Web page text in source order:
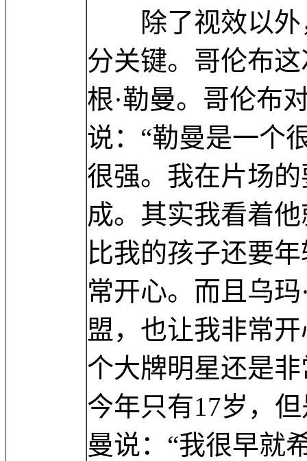
除了视效以外
分关键。哥伦布
根·勒曼。哥伦布
说：“勒曼是一个
很强。我在片场
成。其实我看着
比我的孩子还要
常开心。而且乌
盟，也让我非常
个大牌明星还是
今年只有17岁，
曼说：“我很早就